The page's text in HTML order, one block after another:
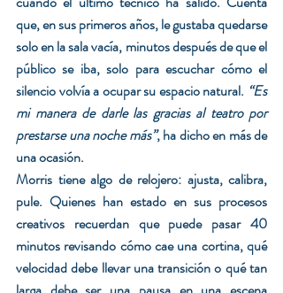
que, en sus primeros años, le gustaba quedarse
solo en la sala vacía, minutos después de que el
público se iba, solo para escuchar cómo el
silencio volvía a ocupar su espacio natural. “Es
mi manera de darle las gracias al teatro por
prestarse una noche más”, ha dicho en más de
una ocasión.
Morris tiene algo de relojero: ajusta, calibra,
pule. Quienes han estado en sus procesos
creativos recuerdan que puede pasar 40
minutos revisando cómo cae una cortina, qué
velocidad debe llevar una transición o qué tan